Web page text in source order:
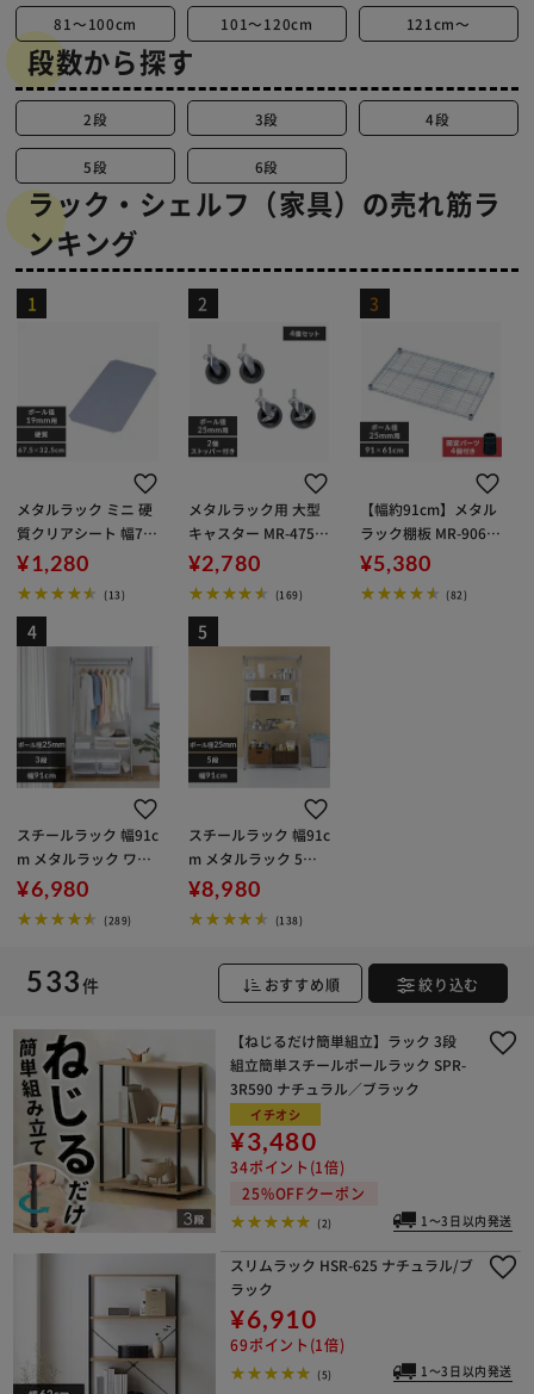
81～100cm 101～120cm 121cm～
段数から探す
2段 3段 4段
5段 6段
ラック・シェルフ（家具）の売れ筋ラ
ンキング
メタルラック ミニ 硬
質クリアシート 幅70c
m用 MTO-735E (ポー
ル直径19mm)
¥1,280
(13)
メタルラック用 大型
キャスター MR-475C
4個入り
¥2,780
(169)
【幅約91cm】メタル
ラック棚板 MR-9060
T
¥5,380
(82)
スチールラック 幅91c
m メタルラック ワー
ドローブ SEW-913E
キャスターなし
¥6,980
(289)
スチールラック 幅91c
m メタルラック 5段 S
E-918E メタルシェル
フ キャスターなし
¥8,980
(138)
533件 おすすめ順 絞り込む
【ねじるだけ簡単組立】ラック 3段
組立簡単スチールポールラック SPR-
3R590 ナチュラル／ブラック
イチオシ
¥3,480
34ポイント(1倍)
25%OFFクーポン
(2) 1～3日以内発送
スリムラック HSR-625 ナチュラル/ブ
ラック
¥6,910
69ポイント(1倍)
(5) 1～3日以内発送